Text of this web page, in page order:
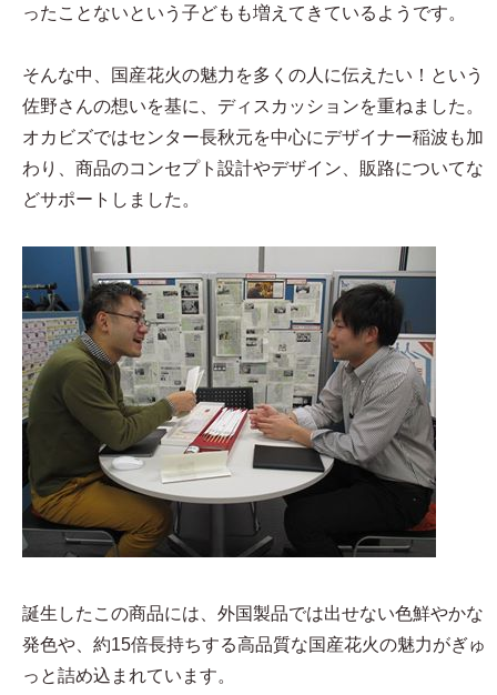
ったことないという子どもも増えてきているようです。
そんな中、国産花火の魅力を多くの人に伝えたい！という
佐野さんの想いを基に、ディスカッションを重ねました。
オカビズではセンター長秋元を中心にデザイナー稲波も加
わり、商品のコンセプト設計やデザイン、販路についてな
どサポートしました。
誕生したこの商品には、外国製品では出せない色鮮やかな
発色や、約15倍長持ちする高品質な国産花火の魅力がぎゅ
っと詰め込まれています。